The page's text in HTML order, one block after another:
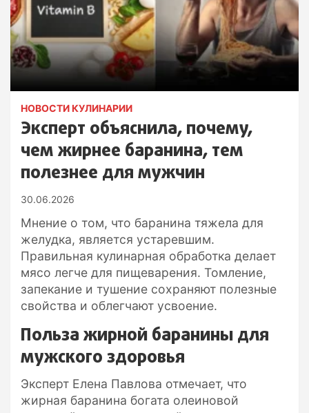
НОВОСТИ КУЛИНАРИИ
Эксперт объяснила, почему,
чем жирнее баранина, тем
полезнее для мужчин
30.06.2026
Мнение о том, что баранина тяжела для
желудка, является устаревшим.
Правильная кулинарная обработка делает
мясо легче для пищеварения. Томление,
запекание и тушение сохраняют полезные
свойства и облегчают усвоение.
Польза жирной баранины для
мужского здоровья
Эксперт Елена Павлова отмечает, что
жирная баранина богата олеиновой